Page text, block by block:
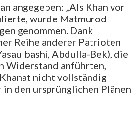
angegeben: „Als Khan vor
wurde Matmurod
genommen. Dank
Reihe anderer Patrioten
Abdulla-Bek), die
Widerstand anführten,
nicht vollständig
den ursprünglichen Plänen